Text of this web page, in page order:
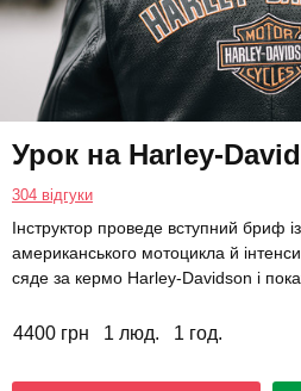
Урок на Harley-
304 відгуки
Інструктор проведе вступний бриф
американського мотоцикла й
сяде за кермо Harley-Davidson і
4400 грн 1 люд. 1 год.